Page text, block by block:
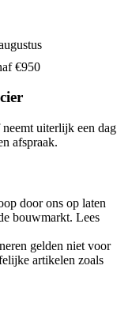
€950
uiterlijk een dag
afspraak.
door ons op laten
bouwmarkt. Lees
gelden niet voor
artikelen zoals